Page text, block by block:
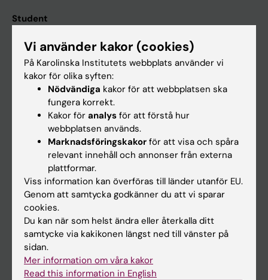
Student
Ladok
Canvas
Schema
Studentmejlen
Kurs- och programwebbar
Student på KI
Medarbetare
Medarbetarportalen
Kontakta och besök KI
Universitetsbiblioteket
Stöd forskning och utbildning
Vi använder kakor (cookies)
På Karolinska Institutets webbplats använder vi
kakor för olika syften:
Nödvändiga kakor för att webbplatsen ska
fungera korrekt.
Kakor för analys för att förstå hur
webbplatsen används.
Marknadsföringskakor för att visa och spåra
relevant innehåll och annonser från externa
plattformar.
Viss information kan överföras till länder utanför EU.
Genom att samtycka godkänner du att vi sparar
cookies.
Du kan när som helst ändra eller återkalla ditt
samtycke via kakikonen längst ned till vänster på
sidan.
Mer information om våra kakor
Read this information in English